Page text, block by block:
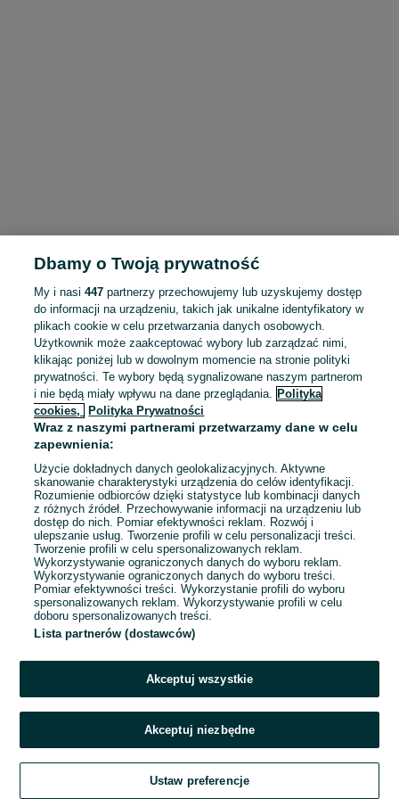
To ogłoszenie nie jest już dostępne
Przejdź na stronę główną
Dbamy o Twoją prywatność
My i nasi447 partnerzy przechowujemy lub uzyskujemy dostęp
do informacji na urządzeniu, takich jak unikalne identyfikatory w
plikach cookie w celu przetwarzania danych osobowych.
Użytkownik może zaakceptować wybory lub zarządzać nimi,
klikając poniżej lub w dowolnym momencie na stronie polityki
prywatności. Te wybory będą sygnalizowane naszym partnerom
i nie będą miały wpływu na dane przeglądania. Polityka
cookies,
Polityka Prywatności
Wraz z naszymi partnerami przetwarzamy dane w celu
zapewnienia:
Użycie dokładnych danych geolokalizacyjnych. Aktywne
skanowanie charakterystyki urządzenia do celów identyfikacji.
Rozumienie odbiorców dzięki statystyce lub kombinacji danych
z różnych źródeł. Przechowywanie informacji na urządzeniu lub
dostęp do nich. Pomiar efektywności reklam. Rozwój i
ulepszanie usług. Tworzenie profili w celu personalizacji treści.
Tworzenie profili w celu spersonalizowanych reklam.
Wykorzystywanie ograniczonych danych do wyboru reklam.
Wykorzystywanie ograniczonych danych do wyboru treści.
Pomiar efektywności treści. Wykorzystanie profili do wyboru
spersonalizowanych reklam. Wykorzystywanie profili w celu
doboru spersonalizowanych treści.
Lista partnerów (dostawców)
Akceptuj wszystkie
Akceptuj niezbędne
Ustaw preferencje